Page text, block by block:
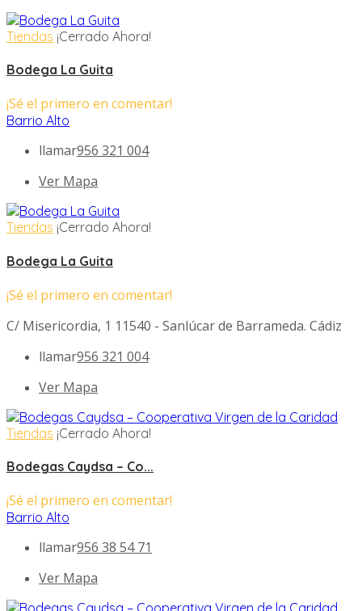
Tiendas ¡Cerrado Ahora!
Bodega La Guita
¡Sé el primero en comentar!
Barrio Alto
llamar956 321 004
Ver Mapa
Tiendas ¡Cerrado Ahora!
Bodega La Guita
¡Sé el primero en comentar!
C/ Misericordia, 1 11540 - Sanlúcar de Barrameda. Cádiz
llamar956 321 004
Ver Mapa
Tiendas ¡Cerrado Ahora!
Bodegas Caydsa – Co...
¡Sé el primero en comentar!
Barrio Alto
llamar956 38 54 71
Ver Mapa